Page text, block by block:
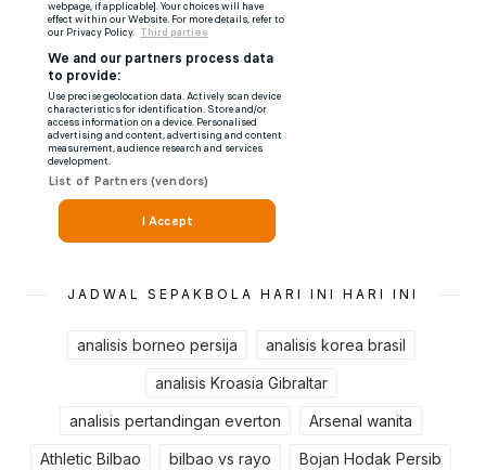
JADWAL SEPAKBOLA HARI INI HARI INI
analisis borneo persija analisis korea brasil
analisis Kroasia Gibraltar
analisis pertandingan everton Arsenal wanita
Athletic Bilbao bilbao vs rayo Bojan Hodak Persib